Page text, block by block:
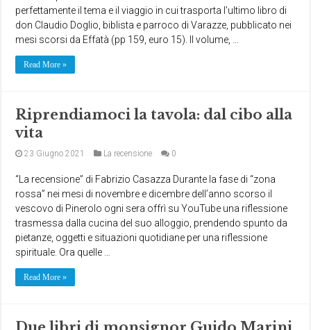
perfettamente il tema e il viaggio in cui trasporta l’ultimo libro di
don Claudio Doglio, biblista e parroco di Varazze, pubblicato nei
mesi scorsi da Effatà (pp 159, euro 15). Il volume, …
Read More »
Riprendiamoci la tavola: dal cibo alla
vita
23 Giugno 2021 La recensione 0
“La recensione” di Fabrizio Casazza Durante la fase di “zona
rossa” nei mesi di novembre e dicembre dell’anno scorso il
vescovo di Pinerolo ogni sera offrì su YouTube una riflessione
trasmessa dalla cucina del suo alloggio, prendendo spunto da
pietanze, oggetti e situazioni quotidiane per una riflessione
spirituale. Ora quelle …
Read More »